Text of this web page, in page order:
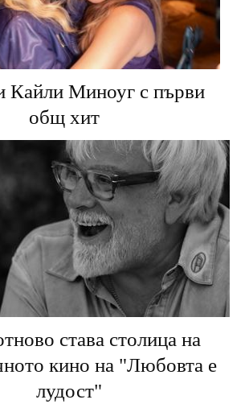
Кайли Миноуг с първи
общ хит
става столица на
кино на "Любовта е
лудост"